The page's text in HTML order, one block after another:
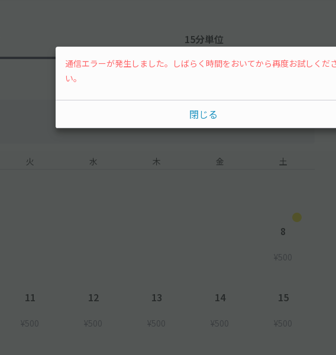
15分単位
火 水 木 金 土
8
¥500
11
¥500
12
¥500
13
¥500
14
¥500
15
¥500
通信エラーが発生しました。しばらく時間をおいてから再度お試しくだ
い。
閉じる